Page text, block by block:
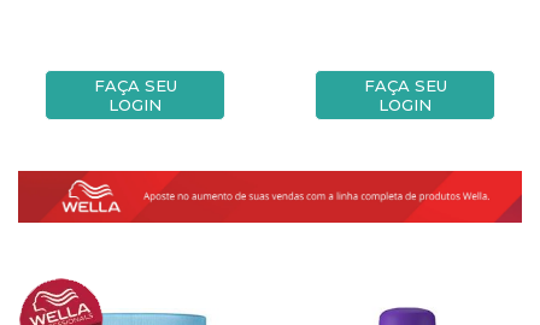
FAÇA SEU
LOGIN
FAÇA SEU
LOGIN